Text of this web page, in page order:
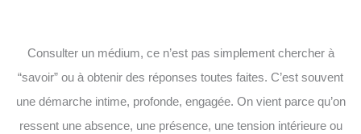
Consulter un médium, ce n’est pas simplement chercher à
“savoir” ou à obtenir des réponses toutes faites. C’est souvent
une démarche intime, profonde, engagée. On vient parce qu’on
ressent une absence, une présence, une tension intérieure ou